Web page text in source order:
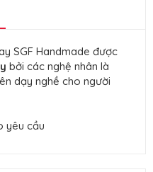
SGF Handmade được
bởi các nghệ nhân là
dạy nghề cho người
yêu cầu